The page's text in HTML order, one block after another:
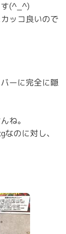
す(^_^)
ッコ良いので
ーに完全に隠
ね。
のに対し、